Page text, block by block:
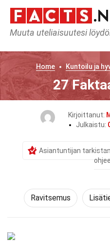
Muuta uteliaisuutesi
Home Kuntoilu ja
27
Kirjoittanut:
Julkaistu:
Asiantuntijan
Ravitsemus